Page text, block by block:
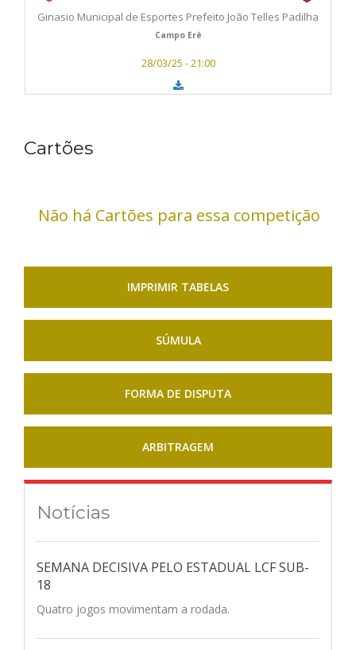
Ginasio Municipal de Esportes Prefeito João Telles Padilha
Campo Erê
28/03/25 - 21:00
Cartões
Não há Cartões para essa competição
IMPRIMIR TABELAS
SÚMULA
FORMA DE DISPUTA
ARBITRAGEM
Notícias
SEMANA DECISIVA PELO ESTADUAL LCF SUB-
18
Quatro jogos movimentam a rodada.